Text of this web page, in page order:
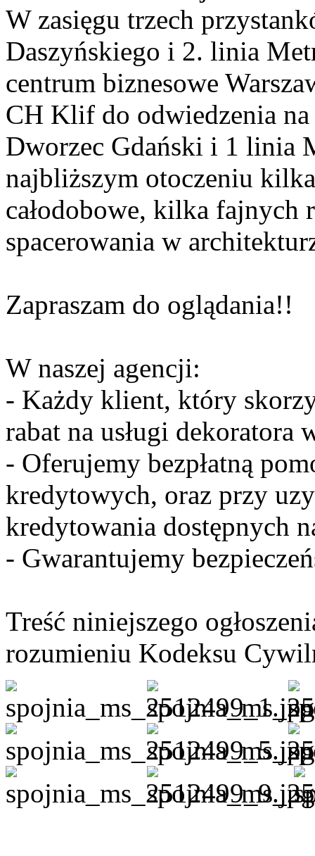
W zasięgu trzech
Daszyńskiego i 2. linia
centrum biznesowe
CH Klif do odwiedzenia
Dworzec Gdański i 1 linia
najbliższym otoczeniu
całodobowe, kilka fajnych
spacerowania w
Zapraszam do oglądania!!
W naszej agencji:
- Każdy klient, który
rabat na usługi dekoratora
- Oferujemy bezpłatną
kredytowych, oraz przy
kredytowania dostępnych
- Gwarantujemy
Treść niniejszego
rozumieniu Kodeksu